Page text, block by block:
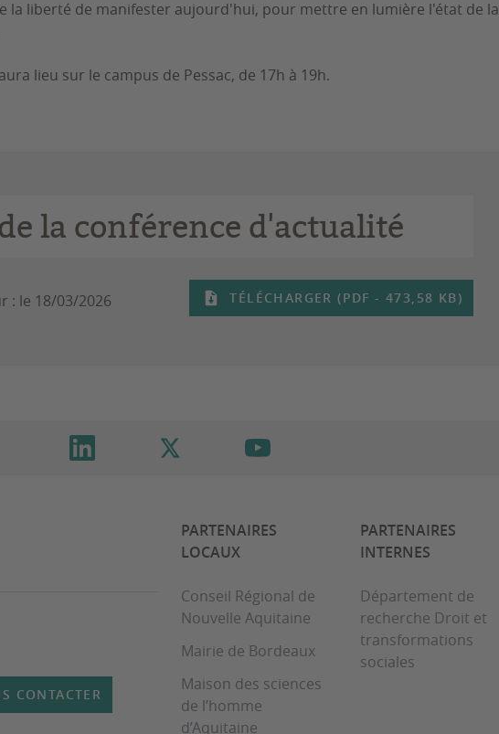
la liberté de manifester aujourd'hui, pour mettre en lumière l'état de la
lieu sur le campus de Pessac, de 17h à 19h.
la conférence d'actualité
: le 18/03/2026 TÉLÉCHARGER (PDF - 473,58 KB)
CONTACTER
PARTENAIRES
LOCAUX
Conseil Régional de
Nouvelle Aquitaine
Mairie de Bordeaux
Maison des sciences
de l’homme
d’Aquitaine
PARTENAIRES
INTERNES
Département de
recherche Droit et
transformations
sociales